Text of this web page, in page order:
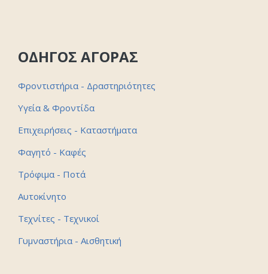
ΟΔΗΓΟΣ ΑΓΟΡΑΣ
Φροντιστήρια - Δραστηριότητες
Υγεία & Φροντίδα
Επιχειρήσεις - Καταστήματα
Φαγητό - Καφές
Τρόφιμα - Ποτά
Αυτοκίνητο
Τεχνίτες - Τεχνικοί
Γυμναστήρια - Αισθητική